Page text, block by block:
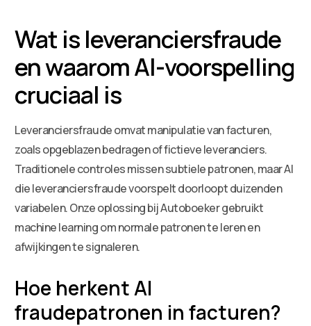
Wat is leveranciersfraude
en waarom AI-voorspelling
cruciaal is
Leveranciersfraude omvat manipulatie van facturen,
zoals opgeblazen bedragen of fictieve leveranciers.
Traditionele controles missen subtiele patronen, maar AI
die leveranciersfraude voorspelt doorloopt duizenden
variabelen. Onze oplossing bij Autoboeker gebruikt
machine learning om normale patronen te leren en
afwijkingen te signaleren.
Hoe herkent AI
fraudepatronen in facturen?